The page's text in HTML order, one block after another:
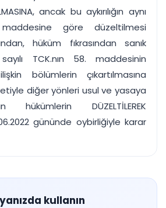
ancak bu aykırılığın aynı
göre düzeltilmesi
hüküm fıkrasından sanık
TCK.nın 58. maddesinin
bölümlerin çıkartılmasına
diğer yönleri usul ve yasaya
DÜZELTİLEREK
gününde oybirliğiyle karar
kullanın